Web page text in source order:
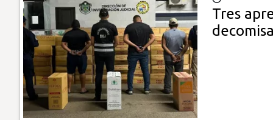
Tres